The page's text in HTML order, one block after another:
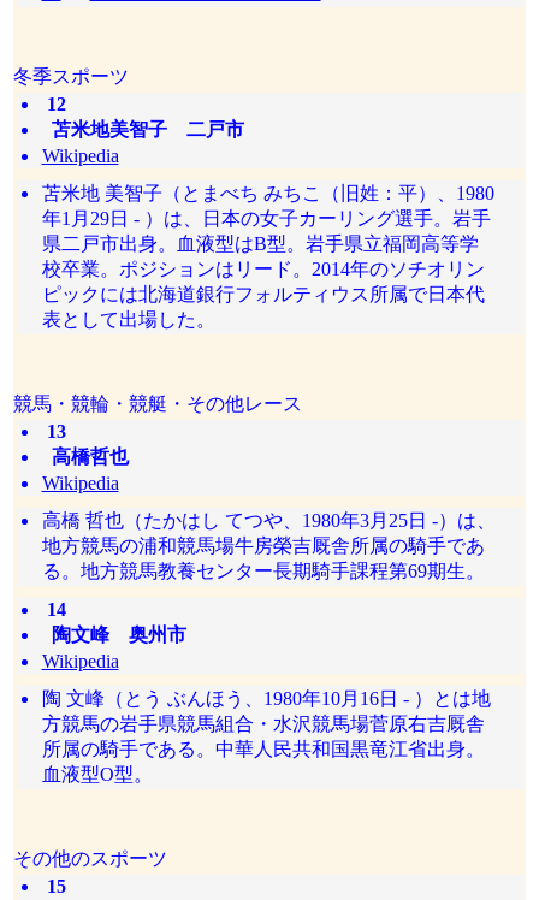
冬季スポーツ
12
苫米地美智子 二戸市
Wikipedia
苫米地 美智子（とまべち みちこ（旧姓：平）、1980
年1月29日 - ）は、日本の女子カーリング選手。岩手
県二戸市出身。血液型はB型。岩手県立福岡高等学
校卒業。ポジションはリード。2014年のソチオリン
ピックには北海道銀行フォルティウス所属で日本代
表として出場した。
競馬・競輪・競艇・その他レース
13
高橋哲也
Wikipedia
高橋 哲也（たかはし てつや、1980年3月25日 -）は、
地方競馬の浦和競馬場牛房榮吉厩舎所属の騎手であ
る。地方競馬教養センター長期騎手課程第69期生。
14
陶文峰 奥州市
Wikipedia
陶 文峰（とう ぶんほう、1980年10月16日 - ）とは地
方競馬の岩手県競馬組合・水沢競馬場菅原右吉厩舎
所属の騎手である。中華人民共和国黒竜江省出身。
血液型O型。
その他のスポーツ
15